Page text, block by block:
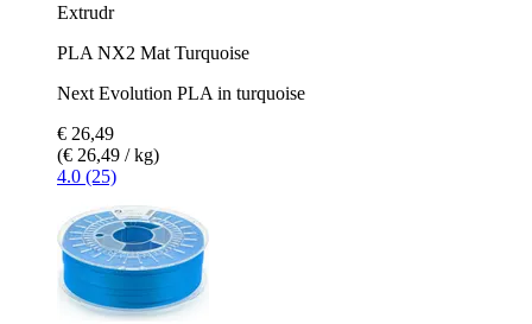
Extrudr
PLA NX2 Mat Turquoise
Next Evolution PLA in turquoise
€ 26,49
(€ 26,49 / kg)
4.0 (25)